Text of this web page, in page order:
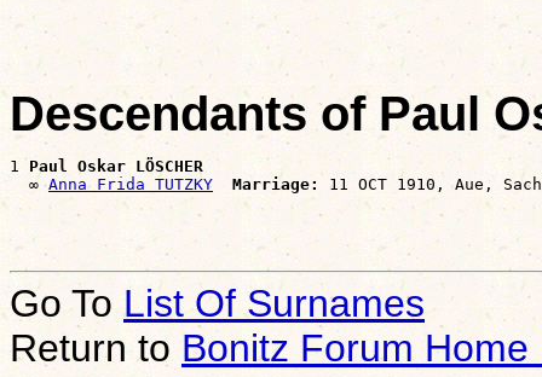
Descendants of Paul
1 Paul Oskar LÖSCHER
  ∞
Anna Frida TUTZKY Marriage:
Go To List Of Surnames
Return to Bonitz Forum Home